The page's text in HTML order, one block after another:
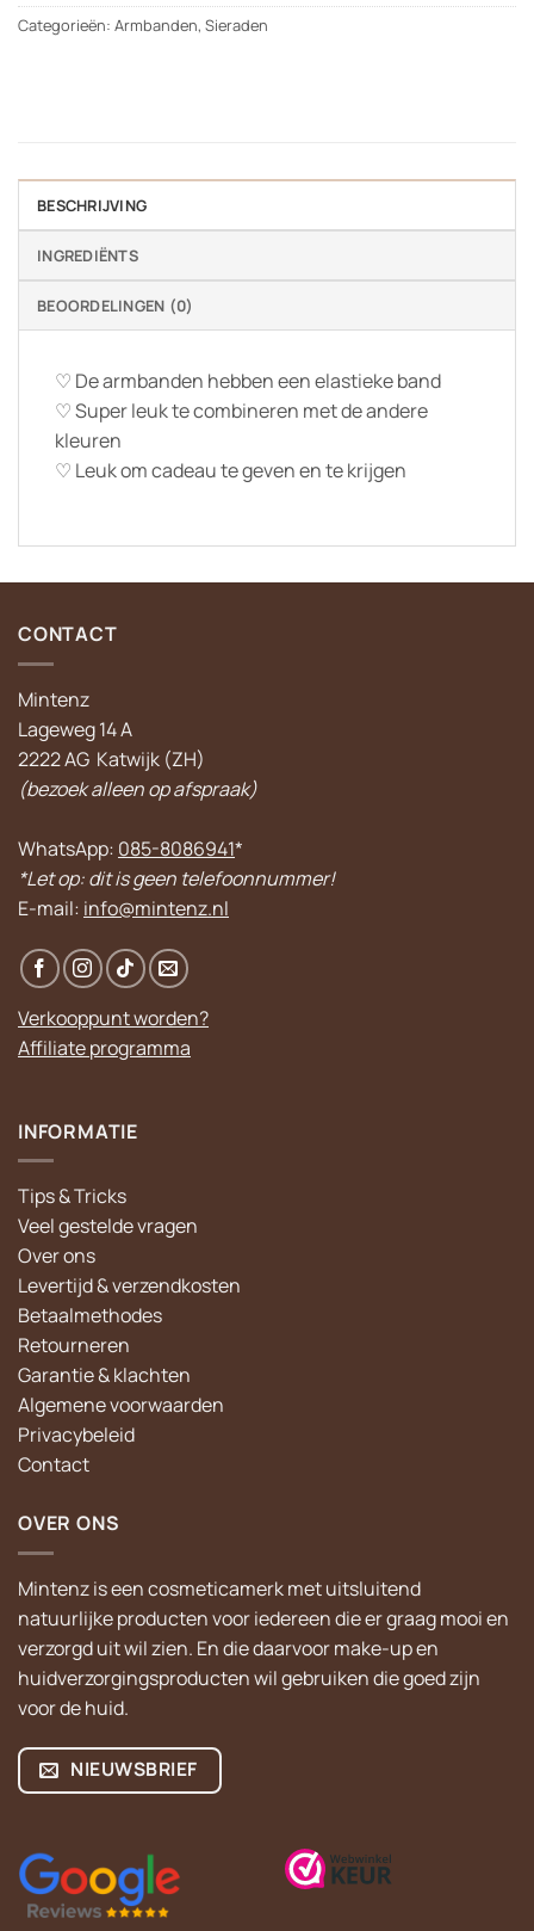
Categorieën: Armbanden, Sieraden
BESCHRIJVING
INGREDIËNTS
BEOORDELINGEN (0)
♡ De armbanden hebben een elastieke band
♡ Super leuk te combineren met de andere
kleuren
♡ Leuk om cadeau te geven en te krijgen
CONTACT
Mintenz
Lageweg 14 A
2222 AG Katwijk (ZH)
(bezoek alleen op afspraak)
WhatsApp: 085-8086941*
*Let op: dit is geen telefoonnummer!
E-mail: info@mintenz.nl
Verkooppunt worden?
Affiliate programma
INFORMATIE
Tips & Tricks
Veel gestelde vragen
Over ons
Levertijd & verzendkosten
Betaalmethodes
Retourneren
Garantie & klachten
Algemene voorwaarden
Privacybeleid
Contact
OVER ONS
Mintenz is een cosmeticamerk met uitsluitend
natuurlijke producten voor iedereen die er graag mooi en
verzorgd uit wil zien. En die daarvoor make-up en
huidverzorgingsproducten wil gebruiken die goed zijn
voor de huid.
NIEUWSBRIEF